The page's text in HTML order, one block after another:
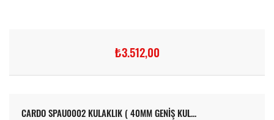
₺3.512,00
CARDO SPAU0002 KULAKLIK ( 40MM GENİŞ KUL...